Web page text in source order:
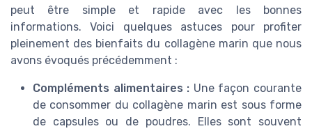
peut être simple et rapide avec les bonnes
informations. Voici quelques astuces pour profiter
pleinement des bienfaits du collagène marin que nous
avons évoqués précédemment :
Compléments alimentaires : Une façon courante
de consommer du collagène marin est sous forme
de capsules ou de poudres. Elles sont souvent